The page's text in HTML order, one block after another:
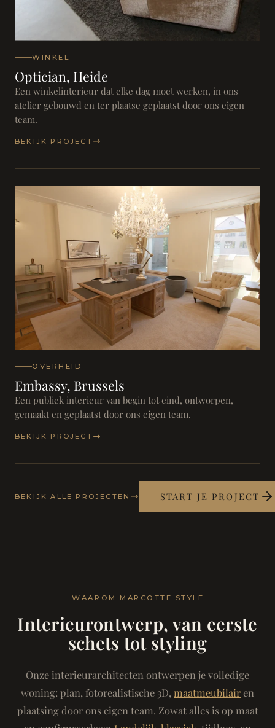
WINKEL
Optician, Heide
Een winkelinterieur dat elke dag moet werken, in ons
atelier gebouwd en ter plaatse geplaatst door ons eigen
team.
BEKIJK PROJECT
OVERHEID
Embassy, Brussels
Een publiek interieur van begin tot eind, ontworpen,
gemaakt en geplaatst door ons eigen team.
BEKIJK PROJECT
BEKIJK ALLE PROJECTEN START JE PROJECT
WAAROM MARCOTTE STYLE
Interieurontwerp, van eerste
schets tot styling
Onze interieurarchitecten ontwerpen je volledige
woning: plan, fotorealistische 3D, maatmeubilairen
plaatsing door ons eigen team. Zowat alles is op maat